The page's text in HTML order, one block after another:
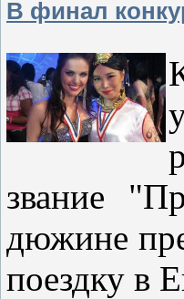
В финал
звание
дюжине
поездку в